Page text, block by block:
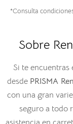
*Consulta
Sobre
Si te encuentras
desde PRISMA
con una gran
seguro a todo